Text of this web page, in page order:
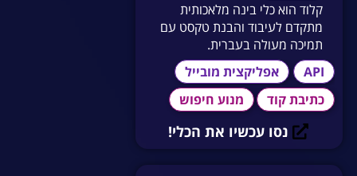
קלוד הוא כלי בינה מלאכותית
מתקדם לעיבוד והבנת טקסט עם
תמיכה מעולה בעברית.
API
אפליקצית מובייל
כתיבת קוד
מנוע חיפוש
נסו עכשיו את הכלי!